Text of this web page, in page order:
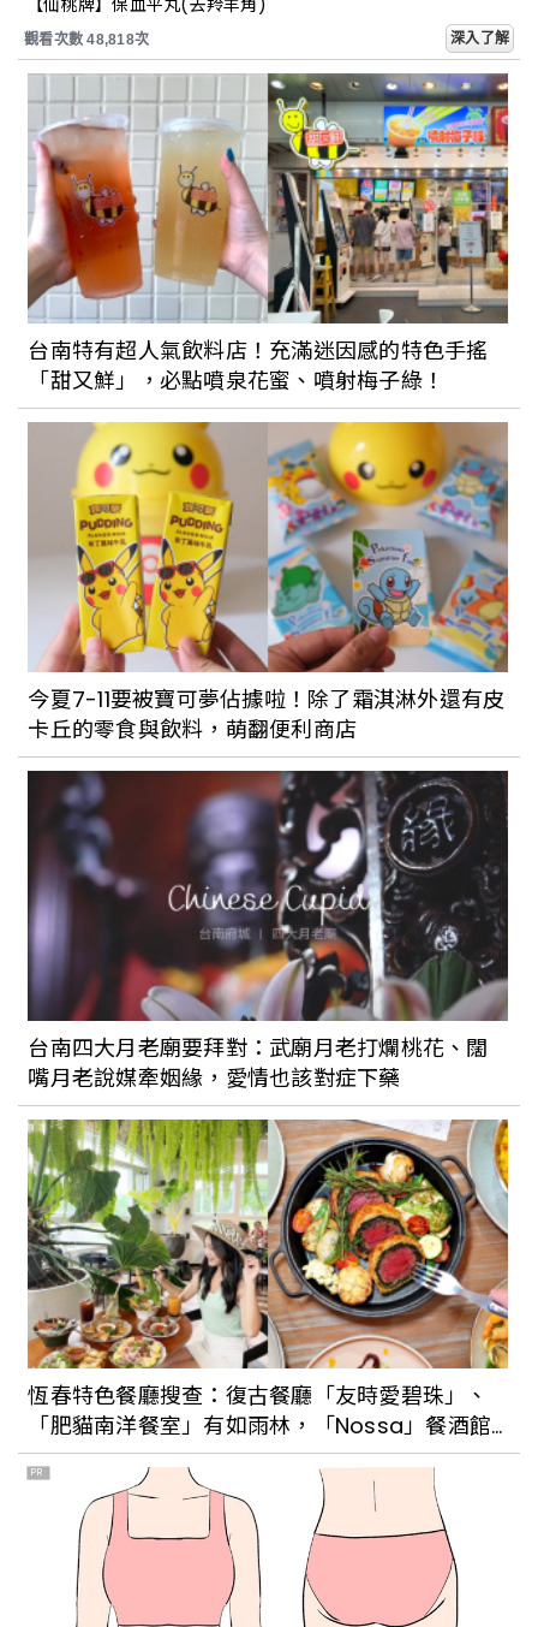
與藝術底蘊濃厚的氣質！
【仙桃牌】保血平丸(去羚羊角)
觀看次數 48,818次 深入了解
台南特有超人氣飲料店！充滿迷因感的特色手搖
「甜又鮮」，必點噴泉花蜜、噴射梅子綠！
今夏7-11要被寶可夢佔據啦！除了霜淇淋外還有皮
卡丘的零食與飲料，萌翻便利商店
台南四大月老廟要拜對：武廟月老打爛桃花、闊
嘴月老說媒牽姻緣，愛情也該對症下藥
恆春特色餐廳搜查：復古餐廳「友時愛碧珠」、
「肥貓南洋餐室」有如雨林，「Nossa」餐酒館
海景第一排
PR